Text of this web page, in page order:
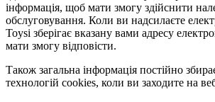
інформація, щоб мати змогу здійснити
обслуговування. Коли ви надсилаєте
Toysi зберігає вказану вами адресу
мати змогу відповісти.
Також загальна інформація постійно
технологій cookies, коли ви заходите на